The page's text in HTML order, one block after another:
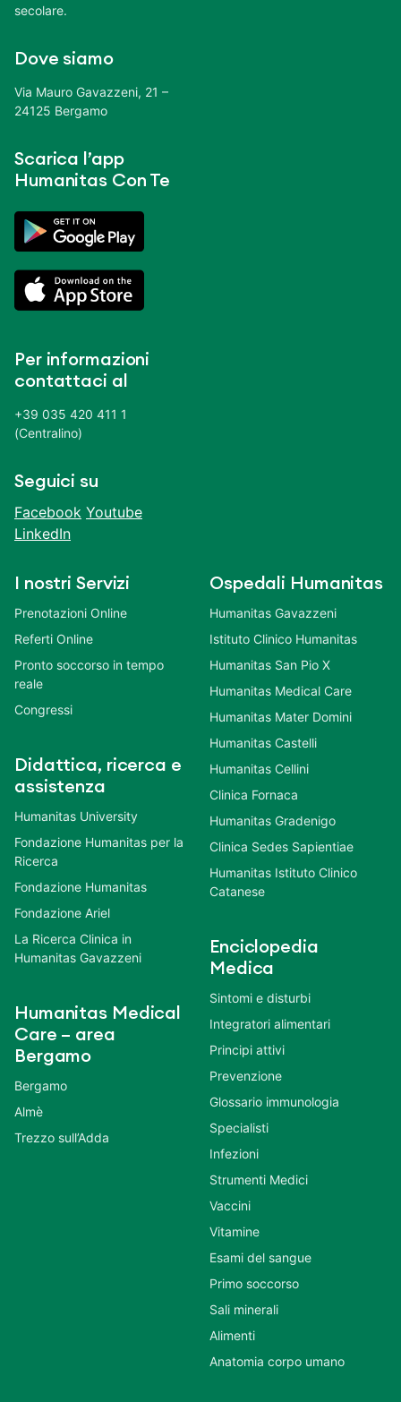
secolare.
Dove siamo
Via Mauro Gavazzeni, 21 –
24125 Bergamo
Scarica l’app
Humanitas Con Te
Per informazioni
contattaci al
+39 035 420 411 1
(Centralino)
Seguici su
Facebook Youtube
LinkedIn
I nostri Servizi
Prenotazioni Online
Referti Online
Pronto soccorso in tempo
reale
Congressi
Didattica, ricerca e
assistenza
Humanitas University
Fondazione Humanitas per la
Ricerca
Fondazione Humanitas
Fondazione Ariel
La Ricerca Clinica in
Humanitas Gavazzeni
Humanitas Medical
Care – area
Bergamo
Bergamo
Almè
Trezzo sull’Adda
Ospedali Humanitas
Humanitas Gavazzeni
Istituto Clinico Humanitas
Humanitas San Pio X
Humanitas Medical Care
Humanitas Mater Domini
Humanitas Castelli
Humanitas Cellini
Clinica Fornaca
Humanitas Gradenigo
Clinica Sedes Sapientiae
Humanitas Istituto Clinico
Catanese
Enciclopedia
Medica
Sintomi e disturbi
Integratori alimentari
Principi attivi
Prevenzione
Glossario immunologia
Specialisti
Infezioni
Strumenti Medici
Vaccini
Vitamine
Esami del sangue
Primo soccorso
Sali minerali
Alimenti
Anatomia corpo umano